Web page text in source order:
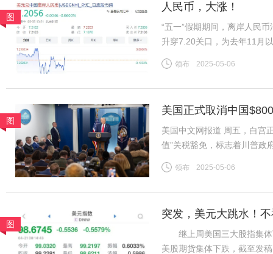
图
人民币，大涨！
“五一”假期期间，离岸人民
升穿7.20关口，为去年11月
美股、美债、美元涨。同时
领布 2025-05-06
图
美国正式取消中国
美国中文网报道 周五，白宫
值”关税豁免，标志着川普政
包裹积压的混乱局面而推迟
领布 2025-05-06
图
突发，美元大跳水！
继上周美国三大股指集体
美股期货集体下跌，截至发